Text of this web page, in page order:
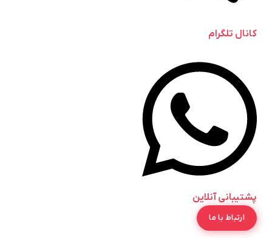
کانال تلگرام
پشتیبانی آنلاین
ارتباط با ما